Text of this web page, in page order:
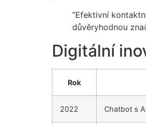
“Efektivní
důvěryhodnou
Digitální
Rok
2022 Chatbot s